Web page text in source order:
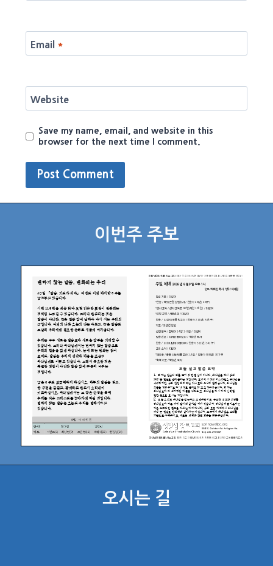
Email *
Website
Save my name, email, and website in this
browser for the next time I comment.
이번주 주보
오시는 길